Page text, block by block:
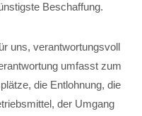
Beschaffung.
uns, verantwortungsvoll
umfasst zum
die Entlohnung, die
der Umgang